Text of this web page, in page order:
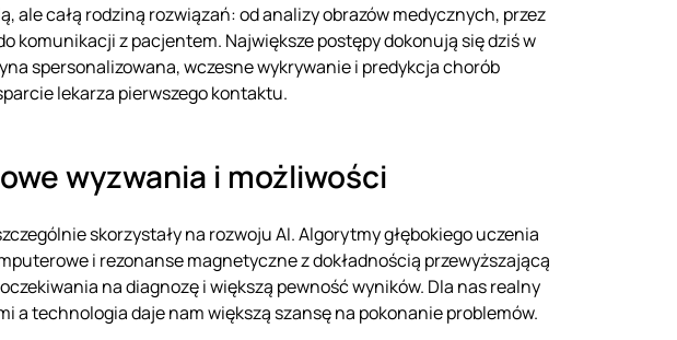
całą rodziną rozwiązań: od analizy obrazów medycznych, przez
komunikacji z pacjentem. Największe postępy dokonują się dziś w
spersonalizowana, wczesne wykrywanie i predykcja chorób
lekarza pierwszego kontaktu.
wyzwania i możliwości
skorzystały na rozwoju AI. Algorytmy głębokiego uczenia
i rezonanse magnetyczne z dokładnością przewyższającą
na diagnozę i większą pewność wyników. Dla nas realny
a technologia daje nam większą szansę na pokonanie problemów.